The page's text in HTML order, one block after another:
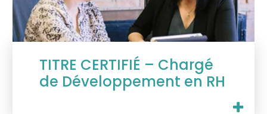
TITRE CERTIFIÉ – Chargé
de Développement en RH